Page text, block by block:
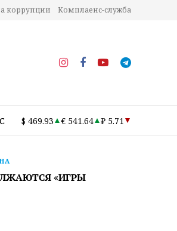
коррупции Комплаенс-служба
$ 469.93 € 541.64 ₽ 5.71
«ИГРЫ